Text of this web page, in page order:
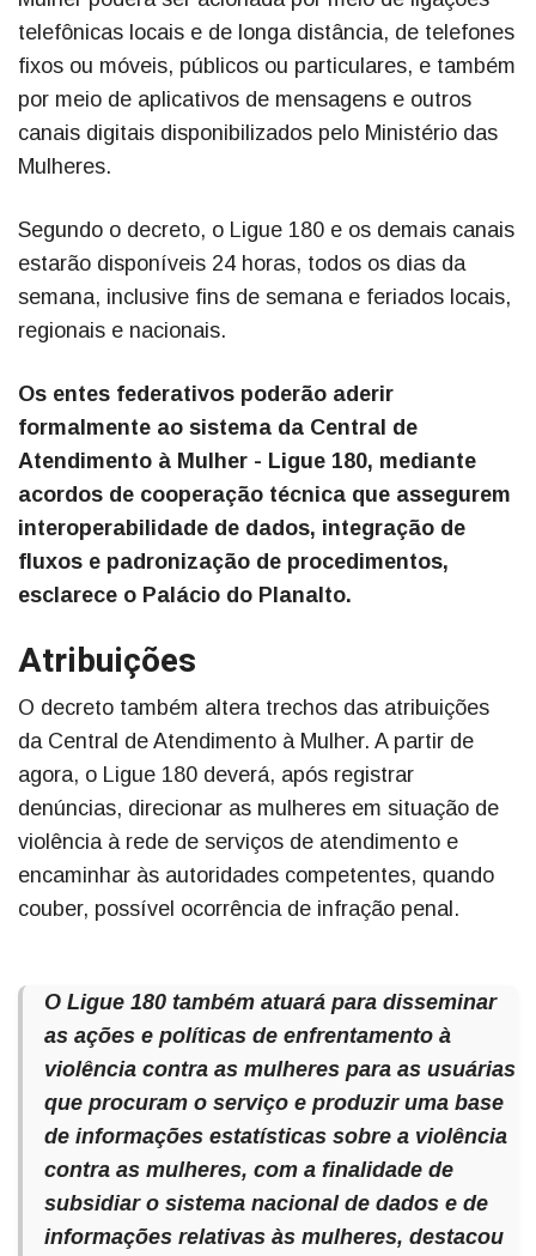
telefônicas locais e de longa distância, de telefones
fixos ou móveis, públicos ou particulares, e também
por meio de aplicativos de mensagens e outros
canais digitais disponibilizados pelo Ministério das
Mulheres.
Segundo o decreto, o Ligue 180 e os demais canais
estarão disponíveis 24 horas, todos os dias da
semana, inclusive fins de semana e feriados locais,
regionais e nacionais.
Os entes federativos poderão aderir
formalmente ao sistema da Central de
Atendimento à Mulher - Ligue 180, mediante
acordos de cooperação técnica que assegurem
interoperabilidade de dados, integração de
fluxos e padronização de procedimentos,
esclarece o Palácio do Planalto.
Atribuições
O decreto também altera trechos das atribuições
da Central de Atendimento à Mulher. A partir de
agora, o Ligue 180 deverá, após registrar
denúncias, direcionar as mulheres em situação de
violência à rede de serviços de atendimento e
encaminhar às autoridades competentes, quando
couber, possível ocorrência de infração penal.
O Ligue 180 também atuará para disseminar
as ações e políticas de enfrentamento à
violência contra as mulheres para as usuárias
que procuram o serviço e produzir uma base
de informações estatísticas sobre a violência
contra as mulheres, com a finalidade de
subsidiar o sistema nacional de dados e de
informações relativas às mulheres, destacou